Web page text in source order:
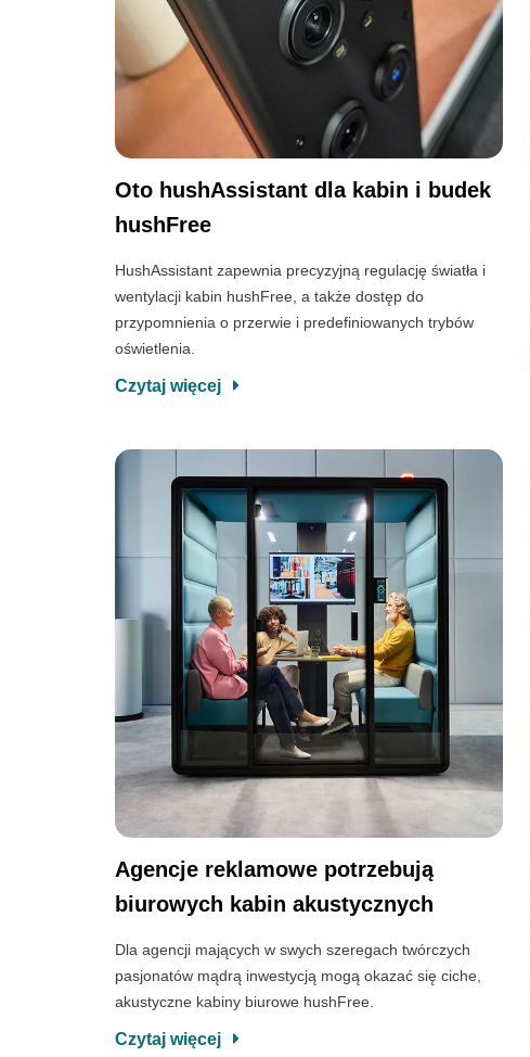
Oto hushAssistant dla kabin i budek
hushFree
HushAssistant zapewnia precyzyjną regulację światła i
wentylacji kabin hushFree, a także dostęp do
przypomnienia o przerwie i predefiniowanych trybów
oświetlenia.
Czytaj więcej
Agencje reklamowe potrzebują
biurowych kabin akustycznych
Dla agencji mających w swych szeregach twórczych
pasjonatów mądrą inwestycją mogą okazać się ciche,
akustyczne kabiny biurowe hushFree.
Czytaj więcej